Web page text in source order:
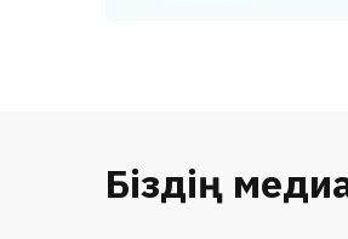
Біздің